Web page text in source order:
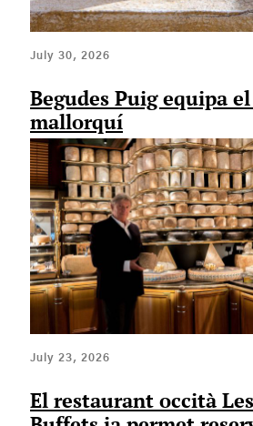
July 30, 2026
Begudes Puig equipa
mallorquí
July 23, 2026
El restaurant occità